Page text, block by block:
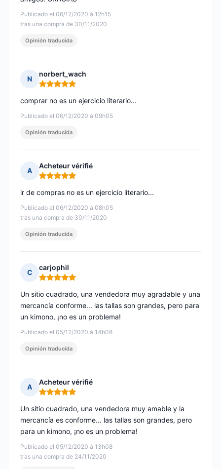
Publicado el 06/12/2020 à 12h15
tras una compra de 30/11/2020
Opinión traducida
N
norbert_wach
Nota: 5 de 5
Publicado el 06/12/2020 à 09h05
comprar no es un ejercicio literario...
Opinión traducida
A
Acheteur vérifié
Nota: 5 de 5
Publicado el 06/12/2020 à 08h05
tras una compra de 30/11/2020
ir de compras no es un ejercicio literario...
Opinión traducida
C
carjophil
Nota: 5 de 5
Publicado el 05/12/2020 à 14h08
Un sitio cuadrado, una vendedora muy agradable y una
mercancía conforme... las tallas son grandes, pero para
un kimono, ¡no es un problema!
Opinión traducida
A
Acheteur vérifié
Nota: 5 de 5
Publicado el 05/12/2020 à 13h08
tras una compra de 24/11/2020
Un sitio cuadrado, una vendedora muy amable y la
mercancía es conforme... las tallas son grandes, pero
para un kimono, ¡no es un problema!